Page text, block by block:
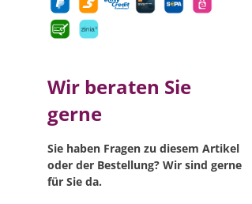
Wir beraten Sie
gerne
Sie haben Fragen zu diesem Artikel
oder der Bestellung? Wir sind gerne
für Sie da.